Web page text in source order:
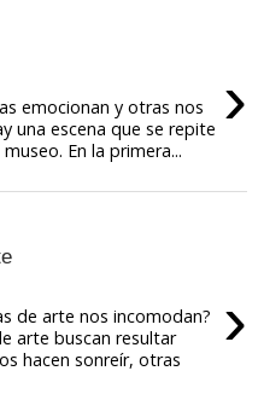
›
emocionan y otras nos
una escena que se repite
En la primera...
›
de arte nos incomodan?
arte buscan resultar
hacen sonreír, otras